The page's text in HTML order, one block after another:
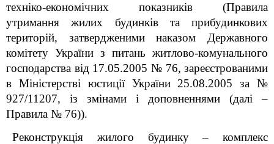
техніко-економічних показників (Правила
утримання жилих будинків та прибудинкових
територій, затвердженими наказом Державного
комітету України з питань житлово-комунального
господарства від 17.05.2005 № 76, зареєстрованими
в Міністерстві юстиції України 25.08.2005 за №
927/11207, із змінами і доповненнями (далі –
Правила № 76)).
Реконструкція жилого будинку – комплекс